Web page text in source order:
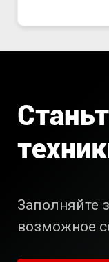
Заполняйте
возможное